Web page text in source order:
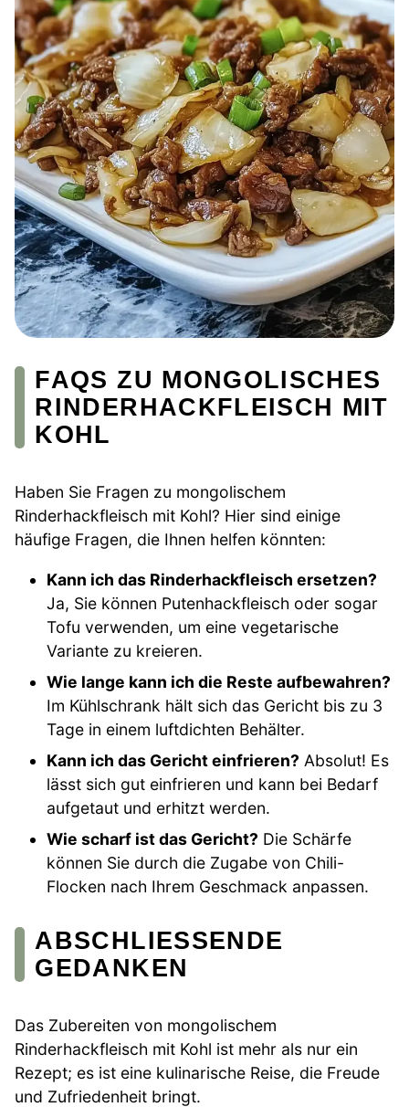
FAQS ZU MONGOLISCHES
RINDERHACKFLEISCH MIT
KOHL
Haben Sie Fragen zu mongolischem
Rinderhackfleisch mit Kohl? Hier sind einige
häufige Fragen, die Ihnen helfen könnten:
Kann ich das Rinderhackfleisch ersetzen?
Ja, Sie können Putenhackfleisch oder sogar
Tofu verwenden, um eine vegetarische
Variante zu kreieren.
Wie lange kann ich die Reste aufbewahren?
Im Kühlschrank hält sich das Gericht bis zu 3
Tage in einem luftdichten Behälter.
Kann ich das Gericht einfrieren? Absolut! Es
lässt sich gut einfrieren und kann bei Bedarf
aufgetaut und erhitzt werden.
Wie scharf ist das Gericht? Die Schärfe
können Sie durch die Zugabe von Chili-
Flocken nach Ihrem Geschmack anpassen.
ABSCHLIESSENDE G
EDANKEN
Das Zubereiten von mongolischem
Rinderhackfleisch mit Kohl ist mehr als nur ein
Rezept; es ist eine kulinarische Reise, die Freude
und Zufriedenheit bringt.